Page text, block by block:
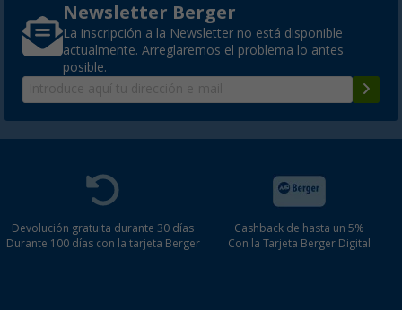
Newsletter Berger
La inscripción a la Newsletter no está disponible
actualmente. Arreglaremos el problema lo antes
posible.
Devolución gratuita durante 30 días
Durante 100 días con la tarjeta Berger
Cashback de hasta un 5%
Con la Tarjeta Berger Digital